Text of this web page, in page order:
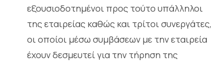
εξουσιοδοτημένοι προς τούτο υπάλληλοι
της εταιρείας καθώς και τρίτοι συνεργάτες,
οι οποίοι μέσω συμβάσεων με την εταιρεία
έχουν δεσμευτεί για την τήρηση της